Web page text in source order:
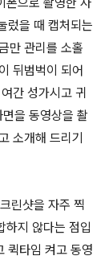
렀을 때 캡처되는
만 관리를 소홀
뒤범벅이 되어
간 성가시고 귀
을 동영상을 촬
소개해 드리기
린샷을 자주 찍
하지 않다는 점입
퀵타임 켜고 동영